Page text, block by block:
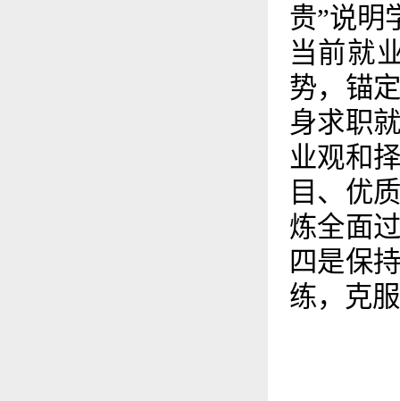
贵”说明
当前就
势，锚
身求职
业观和
目、优
炼全面
四是保
练，克